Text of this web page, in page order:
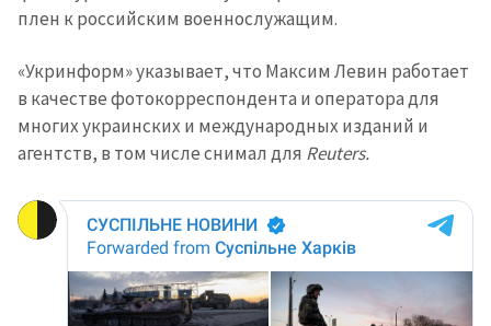
плен к российским военнослужащим.
«Укринформ» указывает, что Максим Левин работает
в качестве фотокорреспондента и оператора для
многих украинских и международных изданий и
агентств, в том числе снимал для Reuters.